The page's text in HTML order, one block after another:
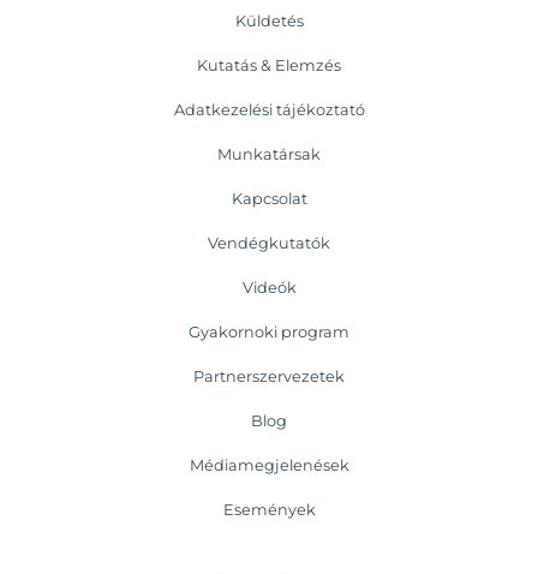
Küldetés
Kutatás & Elemzés
Adatkezelési tájékoztató
Munkatársak
Kapcsolat
Vendégkutatók
Videók
Gyakornoki program
Partnerszervezetek
Blog
Médiamegjelenések
Események